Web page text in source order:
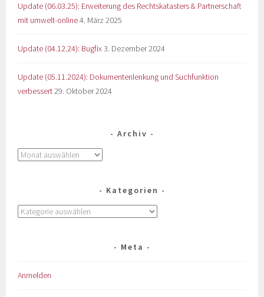
Update (06.03.25): Erweiterung des Rechtskatasters & Partnerschaft
mit umwelt-online4. März 2025
Update (04.12.24): Bugfix3. Dezember 2024
Update (05.11.2024): Dokumentenlenkung und Suchfunktion
verbessert29. Oktober 2024
Archiv
Kategorien
Meta
Anmelden